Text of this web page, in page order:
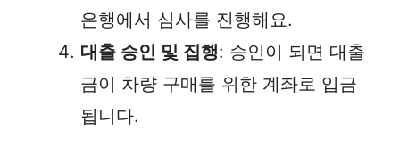
은행에서 심사를 진행해요.
대출 승인 및 집행: 승인이 되면 대출
금이 차량 구매를 위한 계좌로 입금
됩니다.